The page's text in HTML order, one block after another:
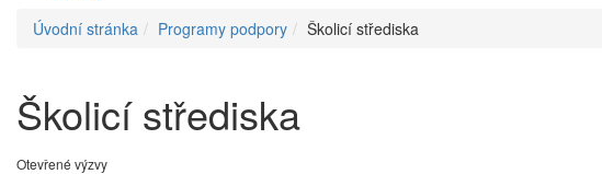
Úvodní stránka
Programy podpory Školicí střediska
Školicí střediska
Otevřené výzvy